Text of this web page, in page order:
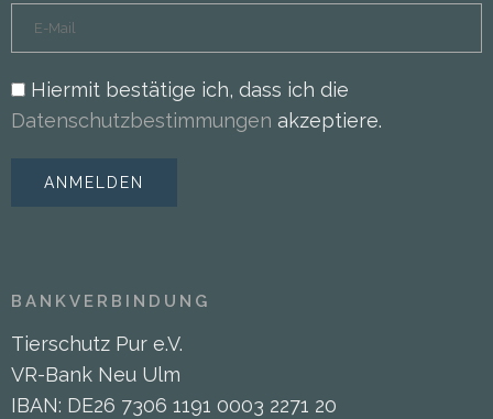
Hiermit bestätige ich, dass ich die
Datenschutzbestimmungen akzeptiere.
BANKVERBINDUNG
Tierschutz Pur e.V.
VR-Bank Neu Ulm
IBAN: DE26 7306 1191 0003 2271 20